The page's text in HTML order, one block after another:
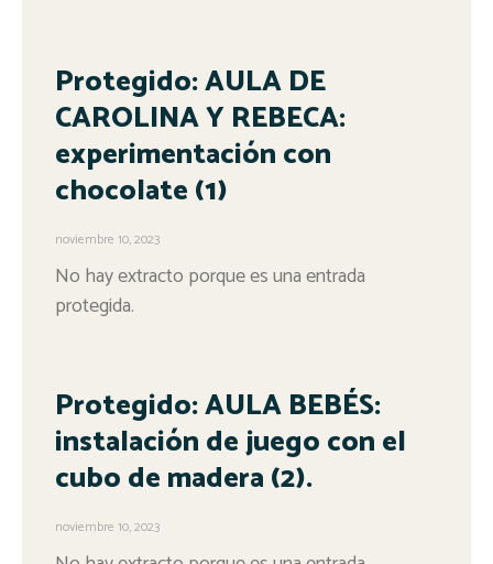
Protegido: AULA DE
CAROLINA Y REBECA:
experimentación con
chocolate (1)
noviembre 10, 2023
No hay extracto porque es una entrada
protegida.
Protegido: AULA BEBÉS:
instalación de juego con el
cubo de madera (2).
noviembre 10, 2023